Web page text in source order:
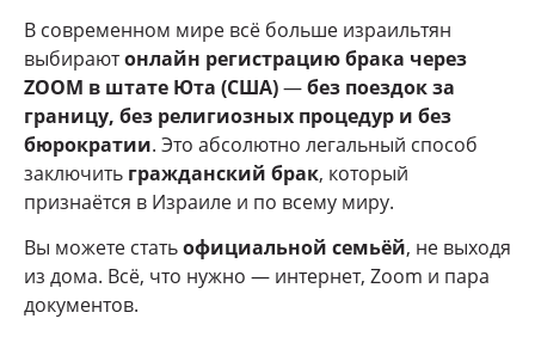
В современном мире всё больше израильтян
выбираютонлайн регистрацию брака через
ZOOM в штате Юта (США)—без поездок за
границу, без религиозных процедур и без
бюрократии. Это абсолютно легальный способ
заключить гражданский брак, который
признаётся в Израиле и по всему миру.
Вы можете статьофициальной семьёй, не выходя
из дома. Всё, что нужно — интернет, Zoom и пара
документов.